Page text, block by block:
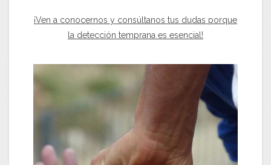
¡Ven a conocernos y consúltanos tus dudas porque
la detección temprana es esencial!